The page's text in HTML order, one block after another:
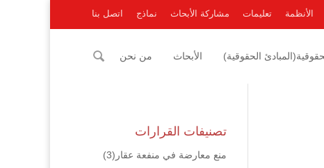
الأنظمة تعليمات مشاركة الأبحاث نماذج اتصل بنا
الحقوقية) الأبحاث من نحن
تصنيفات القرارات
منع معارضة في منفعة عقار (3)